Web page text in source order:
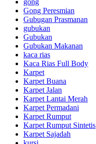
gong
Gong Peresmian
Gubugan Prasmanan
gubukan
Gubukan
Gubukan Makanan
kaca rias
Kaca Rias Full Body
Karpet
Karpet Buana
Karpet Jalan
Karpet Lantai Merah
Karpet Permadani
Karpet Rumput
Karpet Rumput Sintetis
Karpet Sajadah